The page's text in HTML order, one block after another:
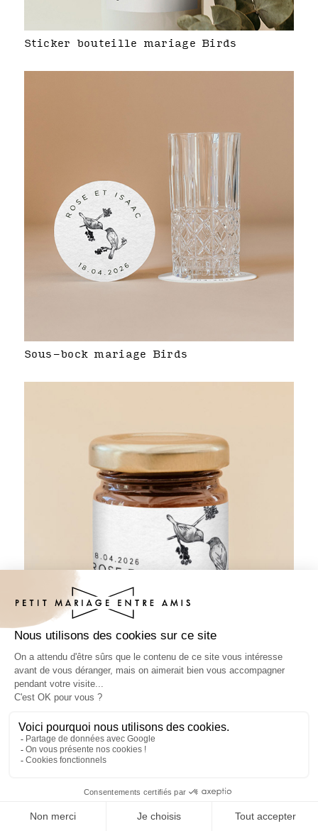
Sticker bouteille mariage Birds
Sous-bock mariage Birds
Pâte à tartiner mariage Birds